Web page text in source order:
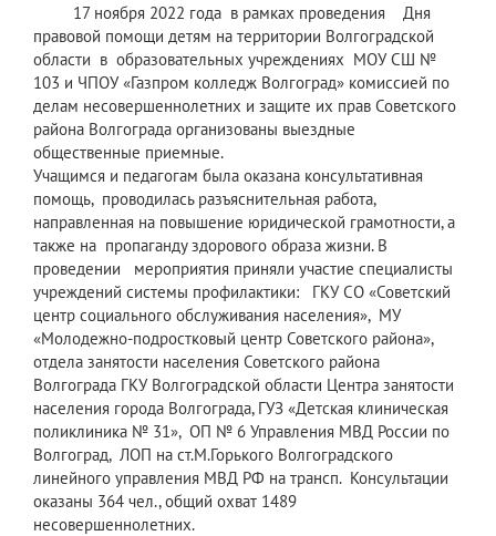
17 ноября 2022 года в рамках проведения Дня
правовой помощи детям на территории Волгоградской
области в образовательных учреждениях МОУ СШ №
103 и ЧПОУ «Газпром колледж Волгоград» комиссией по
делам несовершеннолетних и защите их прав Советского
района Волгограда организованы выездные
общественные приемные.
Учащимся и педагогам была оказана консультативная
помощь, проводилась разъяснительная работа,
направленная на повышение юридической грамотности, а
также на пропаганду здорового образа жизни. В
проведении мероприятия приняли участие специалисты
учреждений системы профилактики: ГКУ СО «Советский
центр социального обслуживания населения», МУ
«Молодежно-подростковый центр Советского района»,
отдела занятости населения Советского района
Волгограда ГКУ Волгоградской области Центра занятости
населения города Волгограда, ГУЗ «Детская клиническая
поликлиника № 31», ОП № 6 Управления МВД России по
Волгоград, ЛОП на ст.М.Горького Волгоградского
линейного управления МВД РФ на трансп. Консультации
оказаны 364 чел., общий охват 1489
несовершеннолетних.